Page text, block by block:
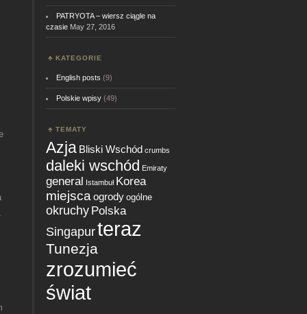
PATRYOTA – wiersz ciągle na
czasie May 27, 2016
KATEGORIE
English posts (9)
Polskie wpisy (49)
TEMATY
Azja Bliski Wschód crumbs
daleki wschód Emiraty
general Istambuł Korea
miejsca ogrody ogólne
okruchy Polska
Singapurteraz
Tunezja
zrozumieć
świat